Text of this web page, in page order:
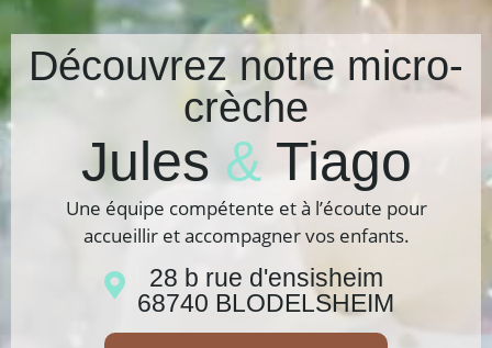
Découvrez notre micro-
crèche
Jules &Tiago
Une équipe compétente et à l’écoute pour
accueillir et accompagner vos enfants.
28 b rue d'ensisheim
68740 BLODELSHEIM